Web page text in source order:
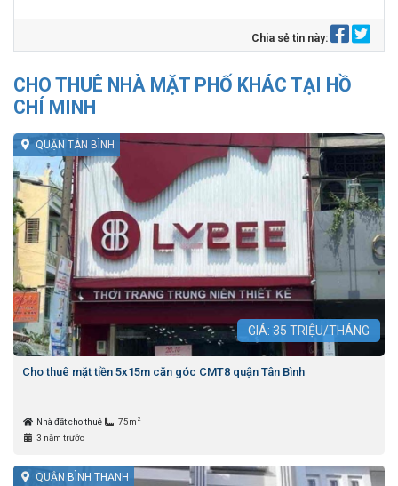
Chia sẻ tin này:
CHO THUÊ NHÀ MẶT PHỐ KHÁC TẠI HỒ
CHÍ MINH
QUẬN TÂN BÌNH
GIÁ: 35 TRIỆU/THÁNG
Cho thuê mặt tiền 5x15m căn góc CMT8 quận Tân Bình
Nhà đất cho thuê 75m 2
3 năm trước
QUẬN BÌNH THẠNH